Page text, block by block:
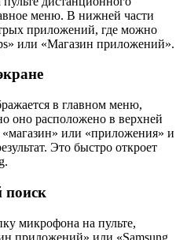
меню. В нижней части
приложений, где можно
или «Магазин приложений».
в главном меню,
оно расположено в верхней
«магазин» или «приложения» и
Это быстро откроет
поиск
микрофона на пульте,
приложений» или «Samsung